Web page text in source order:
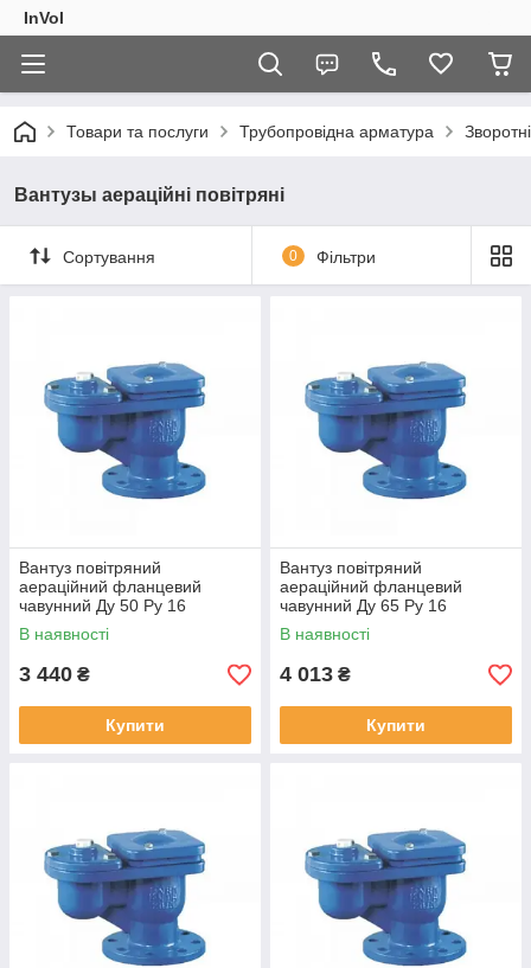
InVol
Товари та послуги Трубопровідна арматура
Вантузы аераційні повітряні
Сортування 0 Фільтри
Вантуз повітряний
аераційний фланцевий
чавунний Ду 50 Ру 16
В наявності
3 440 ₴
Купити
Вантуз повітряний
аераційний фланцевий
чавунний Ду 65 Ру 16
В наявності
4 013 ₴
Купити